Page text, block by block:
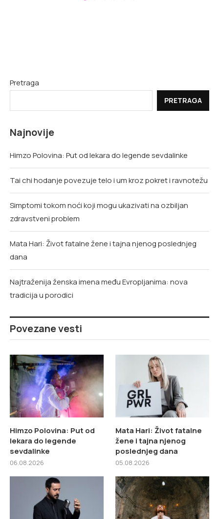
Pretraga
PRETRAGA
Najnovije
Himzo Polovina: Put od lekara do legende sevdalinke
Tai chi hodanje povezuje telo i um kroz pokret i ravnotežu
Simptomi tokom noći koji mogu ukazivati na ozbiljan
zdravstveni problem
Mata Hari: Život fatalne žene i tajna njenog poslednjeg
dana
Najtraženija ženska imena među Evropljanima: nova
tradicija u porodici
Povezane vesti
Himzo Polovina: Put od
lekara do legende
sevdalinke
06.08.2026
Mata Hari: Život fatalne
žene i tajna njenog
poslednjeg dana
05.08.2026